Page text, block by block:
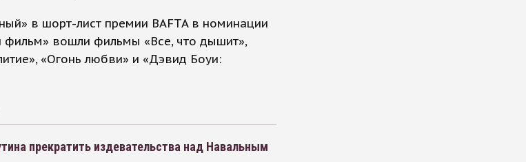
в шорт-лист премии BAFTA в номинации
фильм» вошли фильмы «Все, что дышит»,
«Огонь любви» и «Дэвид Боуи:
прекратить издевательства над Навальным